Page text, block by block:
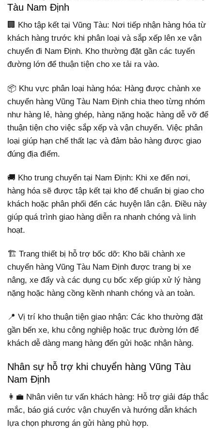
Tàu Nam Định
🏢 Kho tập kết tại Vũng Tàu: Nơi tiếp nhận hàng hóa từ
khách hàng trước khi phân loại và sắp xếp lên xe vận
chuyển đi Nam Định. Kho thường đặt gần các tuyến
đường lớn để thuận tiện cho xe tải ra vào.
📦 Khu vực phân loại hàng hóa: Hàng được chành xe
chuyển hàng Vũng Tàu Nam Định chia theo từng nhóm
như hàng lẻ, hàng ghép, hàng nặng hoặc hàng dễ vỡ để
thuận tiện cho việc sắp xếp và vận chuyển. Việc phân
loại giúp hạn chế thất lạc và đảm bảo hàng được giao
đúng địa điểm.
🚚 Kho trung chuyển tại Nam Định: Khi xe đến nơi,
hàng hóa sẽ được tập kết tại kho để chuẩn bị giao cho
khách hoặc phân phối đến các huyện lân cận. Điều này
giúp quá trình giao hàng diễn ra nhanh chóng và linh
hoạt.
🏗 Trang thiết bị hỗ trợ bốc dỡ: Kho bãi chành xe
chuyển hàng Vũng Tàu Nam Định được trang bị xe
nâng, xe đẩy và các dụng cụ bốc xếp giúp xử lý hàng
nặng hoặc hàng cồng kềnh nhanh chóng và an toàn.
📍 Vị trí kho thuận tiện giao nhận: Các kho thường đặt
gần bến xe, khu công nghiệp hoặc trục đường lớn để
khách dễ dàng mang hàng đến gửi hoặc nhận hàng.
Nhân sự hỗ trợ khi chuyển hàng Vũng Tàu
Nam Định
👩‍💼 Nhân viên tư vấn khách hàng: Hỗ trợ giải đáp thắc
mắc, báo giá cước vận chuyển và hướng dẫn khách
lựa chọn phương án gửi hàng phù hợp.